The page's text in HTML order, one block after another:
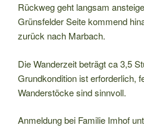
Rückweg geht langsam
Grünsfelder Seite kommend
zurück nach Marbach.
Die Wanderzeit beträgt ca 3,5
Grundkondition ist erforderlich,
Wanderstöcke sind sinnvoll.
Anmeldung bei Familie Imhof